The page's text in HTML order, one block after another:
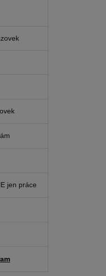
jen práce